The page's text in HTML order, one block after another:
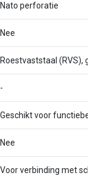
Nato perforatie
Nee
Roestvaststaal (RVS),
-
Geschikt voor
Nee
Voor verbinding met